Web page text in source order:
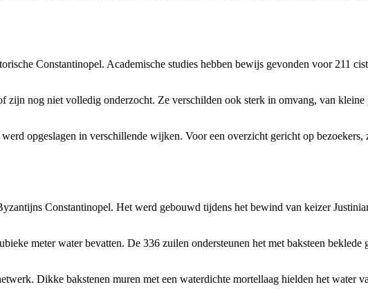
Constantinopel. Academische studies hebben bewijs gevonden voor 211
zijn nog niet volledig onderzocht. Ze verschilden ook sterk in omvang, van
opgeslagen in verschillende wijken. Voor een overzicht gericht op bezoekers,
Constantinopel. Het werd gebouwd tijdens het bewind van keizer
meter water bevatten. De 336 zuilen ondersteunen het met baksteen
Dikke bakstenen muren met een waterdichte mortellaag hielden het water